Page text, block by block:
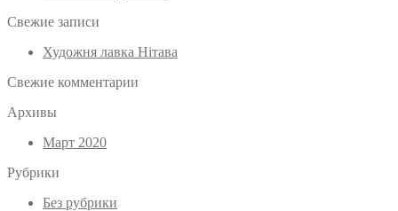
Свежие записи
Художня лавка Нітава
Свежие комментарии
Архивы
Март 2020
Рубрики
Без рубрики